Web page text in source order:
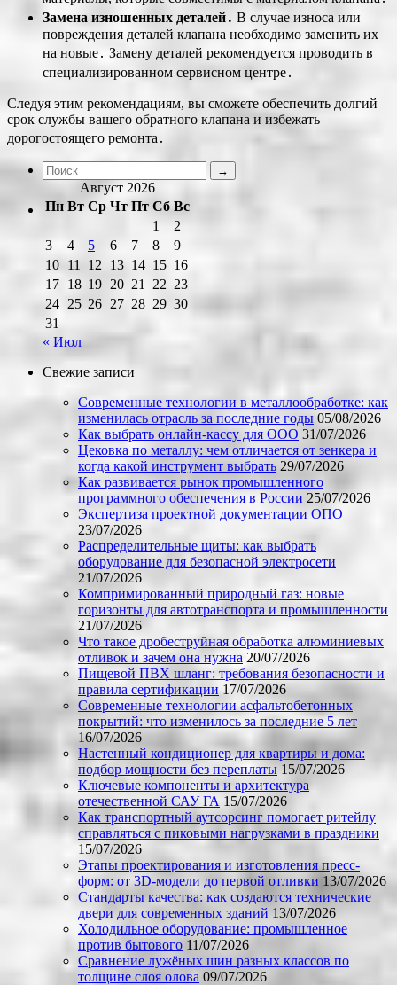
Замена изношенных деталей․ В случае износа или
повреждения деталей клапана необходимо заменить их
на новые․ Замену деталей рекомендуется проводить в
специализированном сервисном центре․
Следуя этим рекомендациям, вы сможете обеспечить долгий
срок службы вашего обратного клапана и избежать
дорогостоящего ремонта․
Август 2026
Пн Вт Ср Чт Пт Сб Вс
1
2
3
4 5 6 7 8
9
10 11 12 13 14 15 16
17 18 19 20 21 22 23
24 25 26 27 28 29 30
31
« Июл
Свежие записи
Современные технологии в металлообработке: как
изменилась отрасль за последние годы 05/08/2026
Как выбрать онлайн-кассу для ООО 31/07/2026
Цековка по металлу: чем отличается от зенкера и
когда какой инструмент выбрать 29/07/2026
Как развивается рынок промышленного
программного обеспечения в России 25/07/2026
Экспертиза проектной документации ОПО
23/07/2026
Распределительные щиты: как выбрать
оборудование для безопасной электросети
21/07/2026
Компримированный природный газ: новые
горизонты для автотранспорта и промышленности
21/07/2026
Что такое дробеструйная обработка алюминиевых
отливок и зачем она нужна 20/07/2026
Пищевой ПВХ шланг: требования безопасности и
правила сертификации 17/07/2026
Современные технологии асфальтобетонных
покрытий: что изменилось за последние 5 лет
16/07/2026
Настенный кондиционер для квартиры и дома:
подбор мощности без переплаты 15/07/2026
Ключевые компоненты и архитектура
отечественной САУ ГА 15/07/2026
Как транспортный аутсорсинг помогает ритейлу
справляться с пиковыми нагрузками в праздники
15/07/2026
Этапы проектирования и изготовления пресс-
форм: от 3D-модели до первой отливки 13/07/2026
Стандарты качества: как создаются технические
двери для современных зданий 13/07/2026
Холодильное оборудование: промышленное
против бытового 11/07/2026
Сравнение лужёных шин разных классов по
толщине слоя олова 09/07/2026